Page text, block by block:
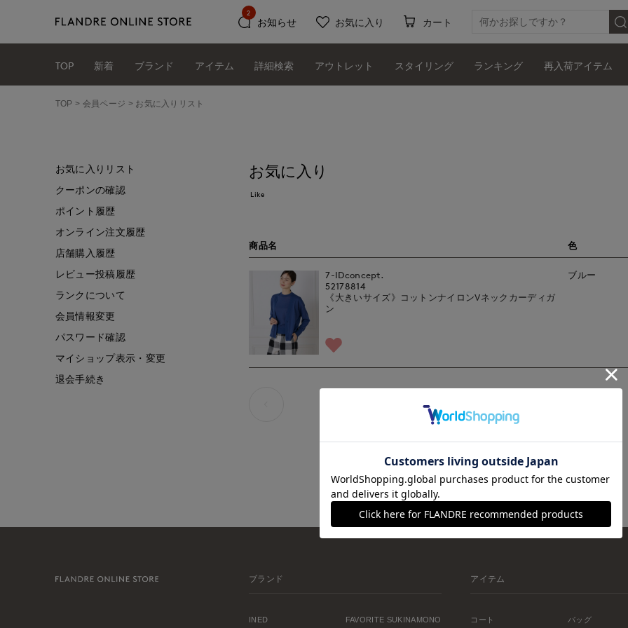
お知らせ
2
お気に入り カート
TOP 新着 ブランド アイテム 詳細検索 アウトレット スタイリング ランキング 再入荷アイテム
TOP 会員ページ お気に入りリスト
お気に入り
Like
商品名 色
7-IDconcept.
52178814
《大きいサイズ》コットンナイロンVネックカーディガ
ン
ブルー
お気に入りリスト
クーポンの確認
ポイント履歴
オンライン注文履歴
店舗購入履歴
レビュー投稿履歴
ランクについて
会員情報変更
パスワード確認
マイショップ表示・変更
退会手続き
ブランド
INED FAVORITE SUKINAMONO
アイテム
コート バッグ